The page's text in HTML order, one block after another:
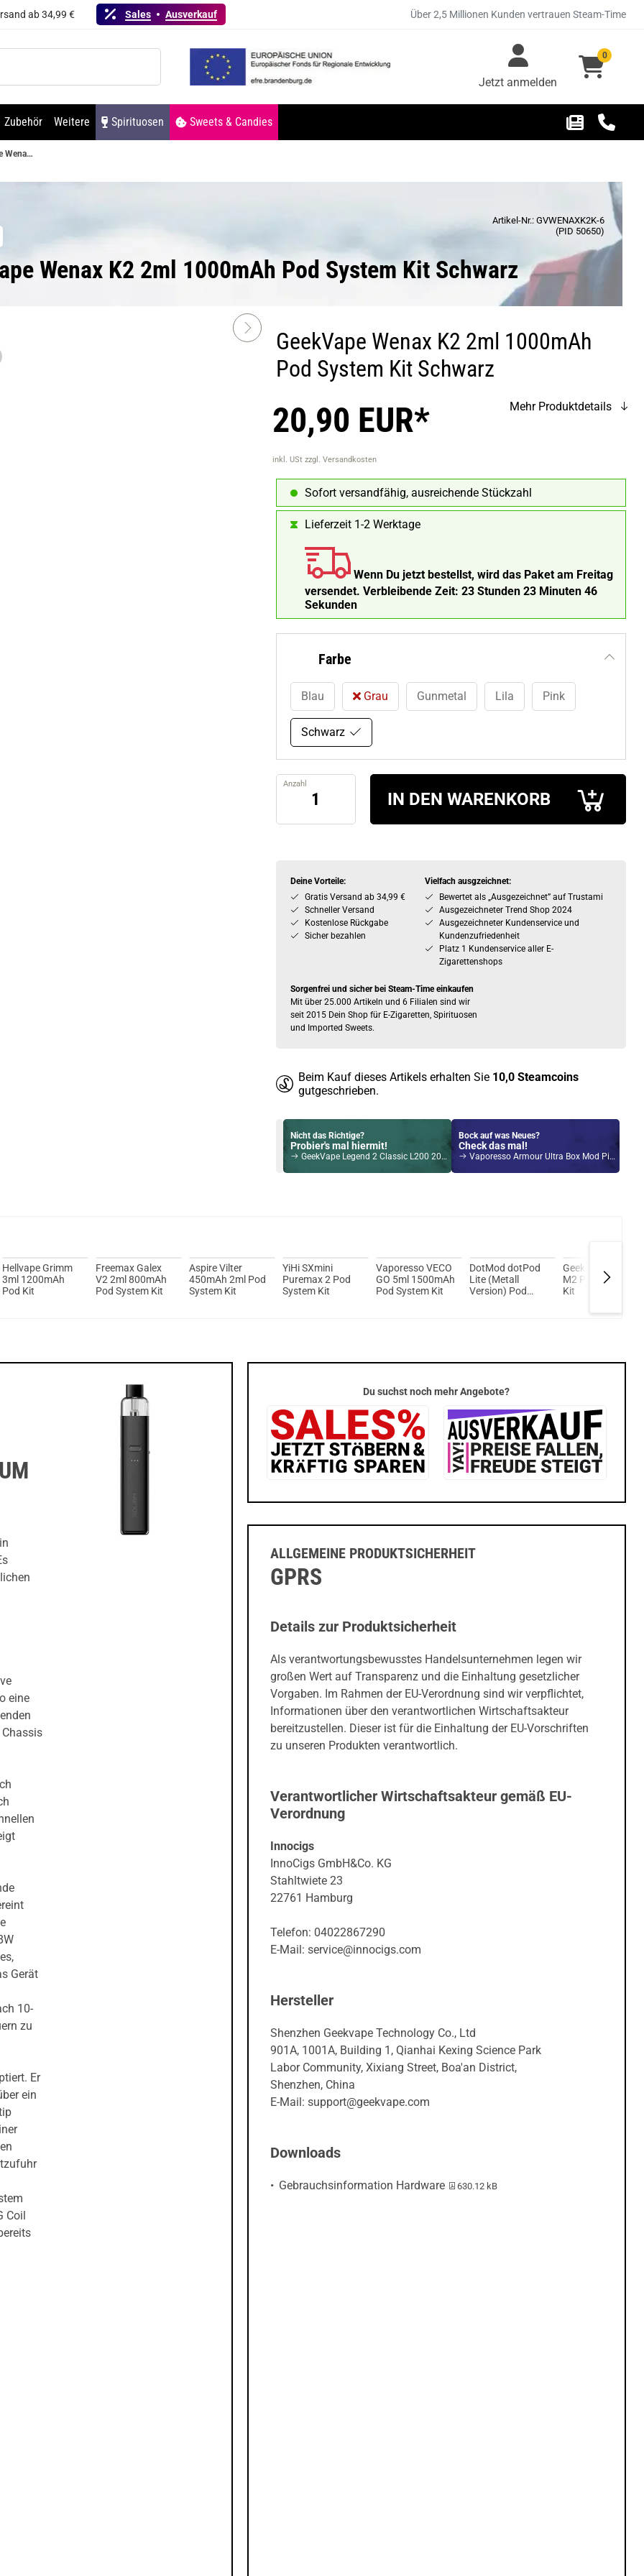
ab 34,99 € Sales Ausverkauf Über 2,5 Millionen Kunden vertrauen Steam-Time
Jetzt anmelden
0
Zubehör Weitere Spirituosen Sweets & Candies
GeekVape Wenax K2 2ml 1000mAh Pod System Kit Schwarz
Artikel-Nr.: GVWENAXK2K-6
(PID 50650)
Wenax K2 2ml 1000mAh Pod System Kit Schwarz
GeekVape Wenax K2 2ml 1000mAh
Pod System Kit Schwarz
20,90 EUR*
inkl. USt zzgl. Versandkosten
Mehr Produktdetails
Sofort versandfähig, ausreichende Stückzahl
Lieferzeit 1-2 Werktage
Wenn Du jetzt bestellst, wird das Paket am Freitag
versendet. Verbleibende Zeit: 23 Stunden 23 Minuten 45
Sekunden
Farbe
Blau Grau Gunmetal Lila Pink
Schwarz
Anzahl
IN DEN WARENKORB
Deine Vorteile:
Gratis Versand ab 34,99 €
Schneller Versand
Kostenlose Rückgabe
Sicher bezahlen
Vielfach ausgzeichnet:
Bewertet als „Ausgezeichnet” auf Trustami
Ausgezeichneter Trend Shop 2024
Ausgezeichneter Kundenservice und
Kundenzufriedenheit
Platz 1 Kundenservice aller E-
Zigarettenshops
Sorgenfrei und sicher bei Steam-Time einkaufen
Mit über 25.000 Artikeln und 6 Filialen sind wir
seit 2015 Dein Shop für E-Zigaretten, Spirituosen
und Imported Sweets.
Beim Kauf dieses Artikels erhalten Sie 10,0 Steamcoins
gutgeschrieben.
Nicht das Richtige?
Probier's mal hiermit!
GeekVape Legend 2 Classic L200 200W Box Mod Akkuträger Grau
Bock auf was Neues?
Check das mal!
Vaporesso Armour Ultra Box Mod Pink
Hellvape Grimm
3ml 1200mAh
Pod Kit
Freemax Galex
V2 2ml 800mAh
Pod System Kit
Aspire Vilter
450mAh 2ml Pod
System Kit
YiHi SXmini
Puremax 2 Pod
System Kit
Vaporesso VECO
GO 5ml 1500mAh
Pod System Kit
DotMod dotPod
Lite (Metall
Version) Pod
GeekVape Wenax
M2 Pod System
Kit
eine
Gerät
10-
zu
Er
ein
Coil
Du suchst noch mehr Angebote?
ALLGEMEINE PRODUKTSICHERHEIT
GPRS
Details zur Produktsicherheit
Als verantwortungsbewusstes Handelsunternehmen legen wir
großen Wert auf Transparenz und die Einhaltung gesetzlicher
Vorgaben. Im Rahmen der EU-Verordnung sind wir verpflichtet,
Informationen über den verantwortlichen Wirtschaftsakteur
bereitzustellen. Dieser ist für die Einhaltung der EU-Vorschriften
zu unseren Produkten verantwortlich.
Verantwortlicher Wirtschaftsakteur gemäß EU-
Verordnung
Innocigs
InnoCigs GmbH&Co. KG
Stahltwiete 23
22761 Hamburg
Telefon: 04022867290
E-Mail: service@innocigs.com
Hersteller
Shenzhen Geekvape Technology Co., Ltd
901A, 1001A, Building 1, Qianhai Kexing Science Park
Labor Community, Xixiang Street, Boa'an District,
Shenzhen, China
E-Mail: support@geekvape.com
Downloads
Gebrauchsinformation Hardware PDF-Datei:
630.12 kB